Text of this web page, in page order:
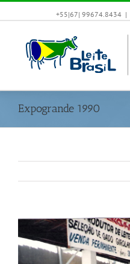
+55|67| 99674.8434 |
Expogrande 1990
View
Image